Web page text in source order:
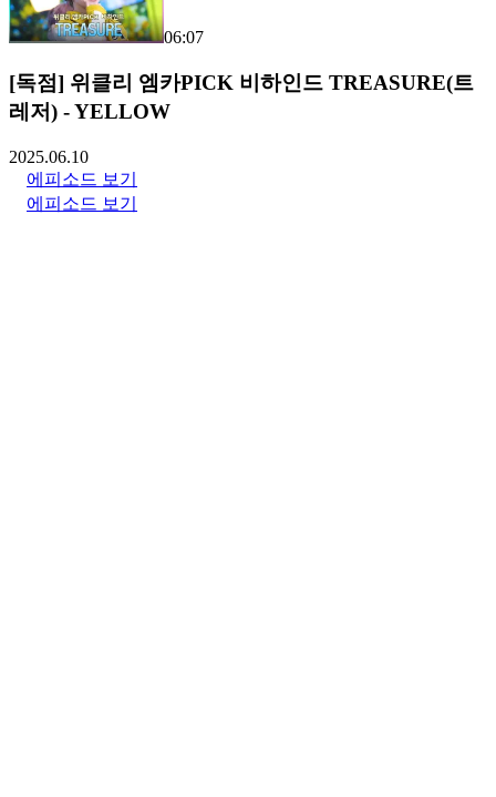
06:07
[독점] 위클리 엠카PICK 비하인드 TREASURE(트
레저) - YELLOW
2025.06.10
에피소드 보기
에피소드 보기